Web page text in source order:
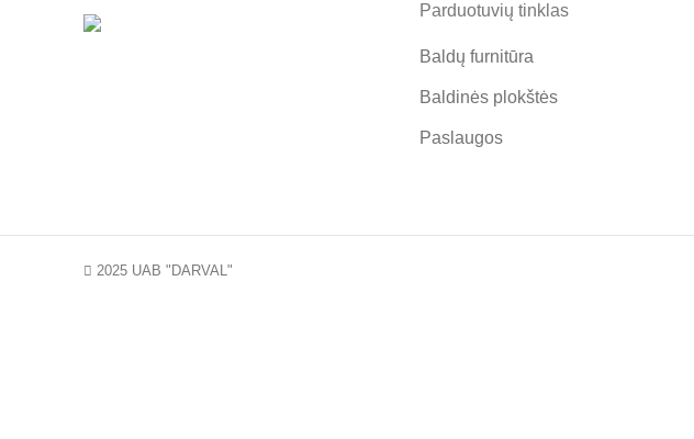
Parduotuvių tinklas
Baldų furnitūra
Baldinės plokštės
Paslaugos
2025 UAB "DARVAL"